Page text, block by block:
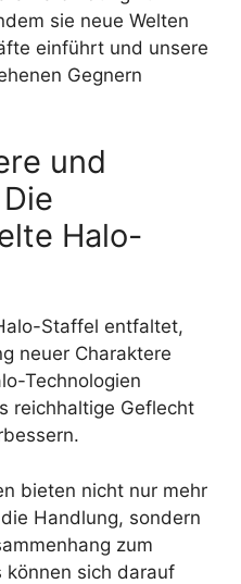
sie neue Welten
einführt und unsere
Gegnern
und
Halo-
Staffel entfaltet,
neuer Charaktere
Technologien
reichhaltige Geflecht
bieten nicht nur mehr
Handlung, sondern
zum
können sich darauf